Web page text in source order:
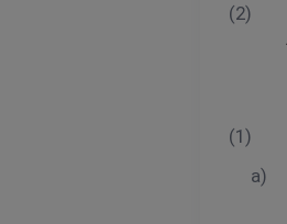
(2)
(1)
a)